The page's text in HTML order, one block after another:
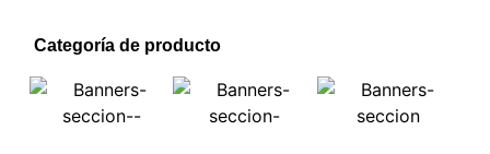
Categoría de producto